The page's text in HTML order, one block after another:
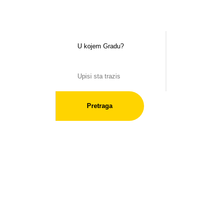
Pretraga